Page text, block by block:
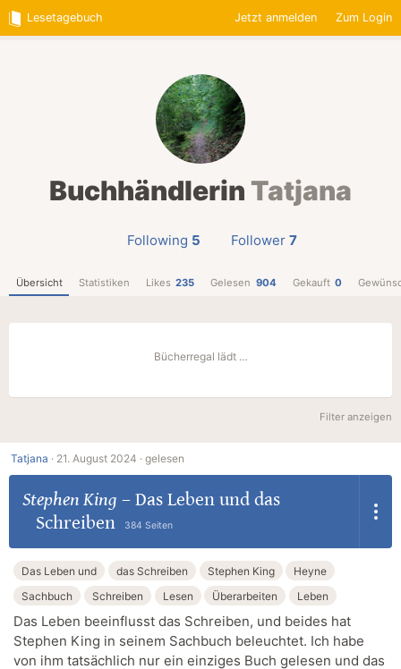
Lesetagebuch Jetzt anmelden Zum Login
Buchhändlerin Tatjana
Following 5 Follower 7
Übersicht Statistiken Likes 235 Gelesen 904 Gekauft 0
Bücherregal lädt …
Filter anzeigen
Tatjana · 21. August 2024 · gelesen
Stephen King – Das Leben und das
Schreiben
384 Seiten
Das Leben und das Schreiben Stephen King
Heyne
Sachbuch
Schreiben Lesen Überarbeiten Leben
Das Leben beeinflusst das Schreiben, und beides hat
Stephen King in seinem Sachbuch beleuchtet. Ich habe
von ihm tatsächlich nur ein einziges Buch gelesen und das